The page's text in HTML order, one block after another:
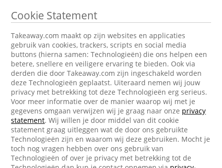
Cookie Statement
Takeaway.com maakt op zijn websites en applicaties
gebruik van cookies, trackers, scripts en social media
buttons (hierna samen: Technologieën) die ons helpen een
betere, snellere en veiligere ervaring te bieden. Ook via
derden die door Takeaway.com zijn ingeschakeld worden
deze Technologieën geplaatst. Uiteraard nemen wij jouw
privacy met betrekking tot deze Technologieën erg serieus.
Voor meer informatie over de manier waarop wij met je
gegevens omgaan verwijzen wij je graag naar onze privacy
statement. Wij willen je door middel van dit cookie
statement graag uitleggen wat de door ons gebruikte
Technologieën zijn en waarom wij deze gebruiken. Mocht je
toch nog vragen hebben over ons gebruik van
Technologieën of over je privacy met betrekking tot de